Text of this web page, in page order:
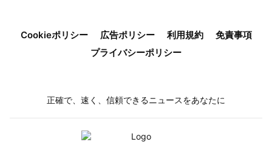
Cookieポリシー 広告ポリシー 利用規約
免責事項
プライバシーポリシー
正確で、速く、信頼できるニュースをあなたに